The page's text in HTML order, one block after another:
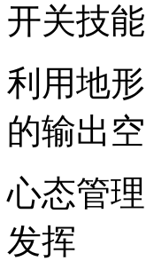
开关技
利用地
的输出
心态管
发挥